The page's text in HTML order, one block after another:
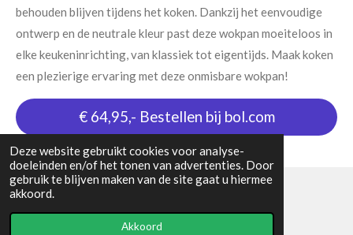
Deze website gebruikt cookies voor analyse-
doeleinden en/of het tonen van advertenties. Door
gebruik te blijven maken van de site gaat u hiermee
akkoord.
Akkoord
behouden blijven tijdens het koken. Dankzij het eenvoudige
ontwerp en de neutrale kleur past deze wokpan moeiteloos in
elke keukeninrichting, van klassiek tot eigentijds. Maak koken
een plezierige ervaring met deze onmisbare wokpan!
€ 64,95,- Bestellen bij bol.com